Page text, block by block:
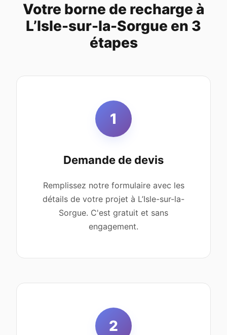
Votre borne de recharge à
L’Isle-sur-la-Sorgue en 3
étapes
1
Demande de devis
Remplissez notre formulaire avec les
détails de votre projet à L’Isle-sur-la-
Sorgue. C'est gratuit et sans
engagement.
2